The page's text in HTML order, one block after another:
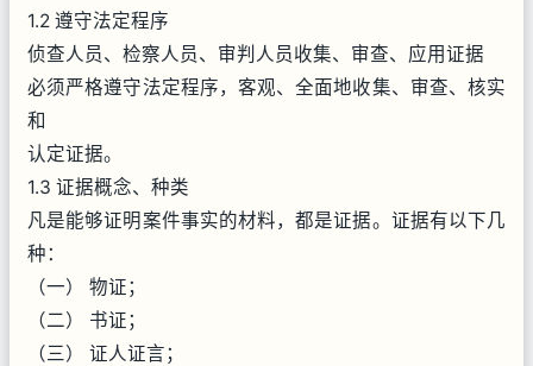
1.2 遵守法定程序
侦查人员、检察人员、审判人员收集、审查、应用证据
必须严格遵守法定程序，客观、全面地收集、审查、核实
和
认定证据。
1.3 证据概念、种类
凡是能够证明案件事实的材料，都是证据。证据有以下几
种：
（一） 物证；
（二） 书证；
（三） 证人证言；